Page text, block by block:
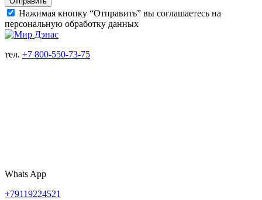
Нажимая кнопку “Отправить” вы соглашаетесь на
персональную обработку данных
тел. +7 800-550-73-75
Whats App
+79119224521